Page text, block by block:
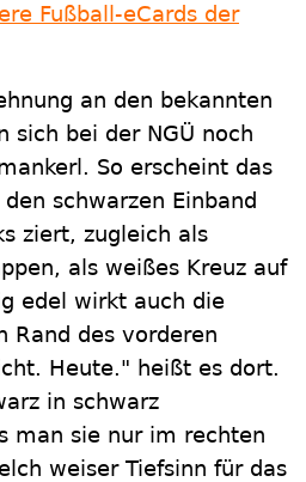
Fußball-eCards der
an den bekannten
sich bei der NGÜ noch
So erscheint das
schwarzen Einband
ziert, zugleich als
als weißes Kreuz auf
edel wirkt auch die
Rand des vorderen
Heute." heißt es dort.
in schwarz
man sie nur im rechten
weiser Tiefsinn für das